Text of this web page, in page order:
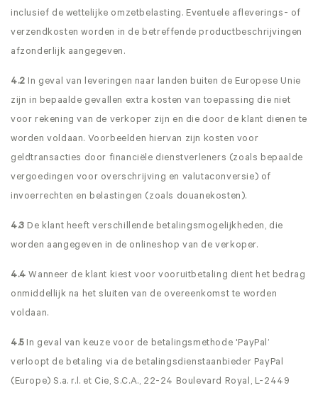
inclusief de wettelijke omzetbelasting. Eventuele afleverings- of
verzendkosten worden in de betreffende productbeschrijvingen
afzonderlijk aangegeven.
4.2 In geval van leveringen naar landen buiten de Europese Unie
zijn in bepaalde gevallen extra kosten van toepassing die niet
voor rekening van de verkoper zijn en die door de klant dienen te
worden voldaan. Voorbeelden hiervan zijn kosten voor
geldtransacties door financiële dienstverleners (zoals bepaalde
vergoedingen voor overschrijving en valutaconversie) of
invoerrechten en belastingen (zoals douanekosten).
4.3 De klant heeft verschillende betalingsmogelijkheden, die
worden aangegeven in de onlineshop van de verkoper.
4.4 Wanneer de klant kiest voor vooruitbetaling dient het bedrag
onmiddellijk na het sluiten van de overeenkomst te worden
voldaan.
4.5In geval van keuze voor de betalingsmethode 'PayPal’
verloopt de betaling via de betalingsdienstaanbieder PayPal
(Europe) S.a. r.l. et Cie, S.C.A., 22-24 Boulevard Royal, L-2449